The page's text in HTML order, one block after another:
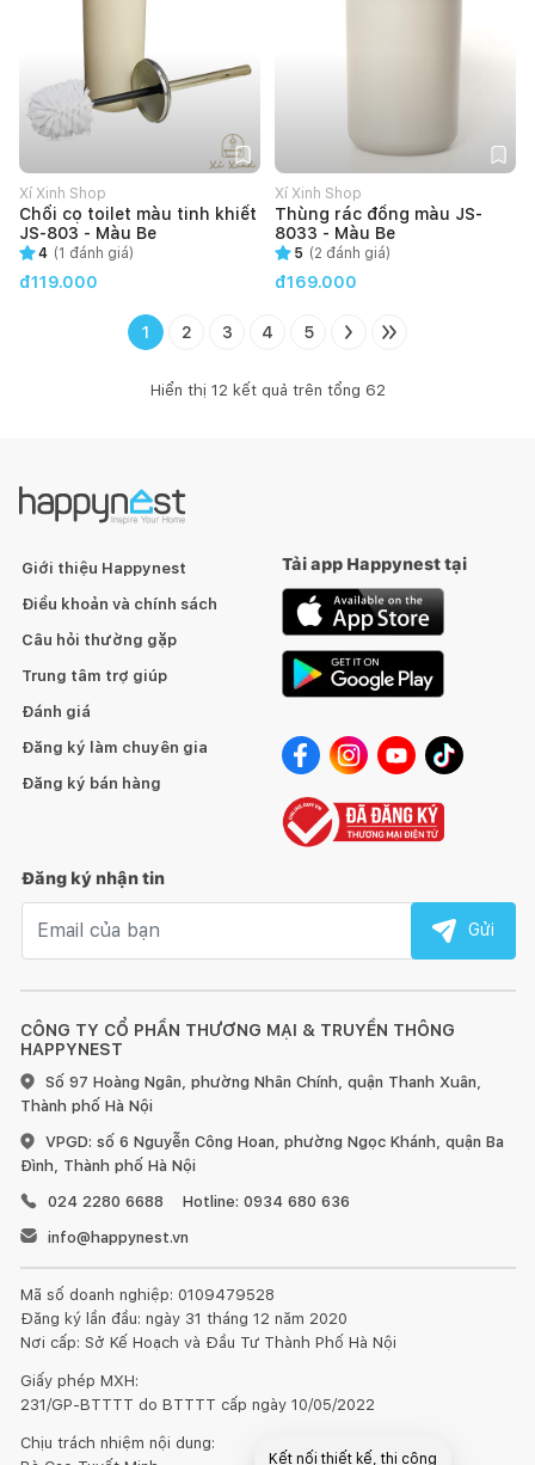
Xí Xinh Shop
Chổi cọ toilet màu tinh khiết
JS-803 - Màu Be
4 (1 đánh giá)
đ119.000
Xí Xinh Shop
Thùng rác đồng màu JS-
8033 - Màu Be
5 (2 đánh giá)
đ169.000
1 2 3 4 5
Hiển thị 12 kết quả trên tổng 62
CÔNG TY CỔ PHẦN THƯƠNG MẠI & TRUYỀN THÔNG
HAPPYNEST
Số 97 Hoàng Ngân, phường Nhân Chính, quận Thanh Xuân,
Thành phố Hà Nội
VPGD: số 6 Nguyễn Công Hoan, phường Ngọc Khánh, quận Ba
Đình, Thành phố Hà Nội
024 2280 6688
Hotline: 0934 680 636
info@happynest.vn
Mã số doanh nghiệp: 0109479528
Đăng ký lần đầu: ngày 31 tháng 12 năm 2020
Nơi cấp: Sở Kế Hoạch và Đầu Tư Thành Phố Hà Nội
Giấy phép MXH:
231/GP-BTTTT do BTTTT cấp ngày 10/05/2022
Chịu trách nhiệm nội dung:
Giới thiệu Happynest
Điều khoản và chính sách
Câu hỏi thường gặp
Trung tâm trợ giúp
Đánh giá
Đăng ký làm chuyên gia
Đăng ký bán hàng
Tải app Happynest tại
Đăng ký nhận tin
Gửi
Kết nối thiết kế, thi công